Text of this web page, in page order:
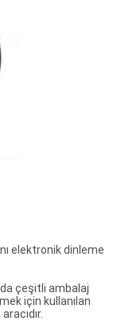
elektronik dinleme
çeşitli ambalaj
için kullanılan